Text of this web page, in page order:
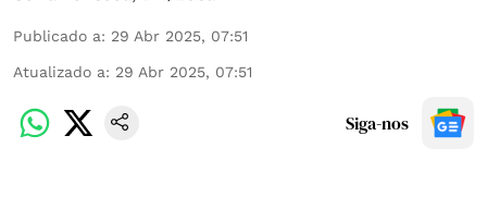
Publicado a: 29 Abr 2025, 07:51
Atualizado a: 29 Abr 2025, 07:51
Siga-nos